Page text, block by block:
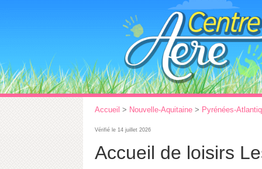
Accueil > Nouvelle-Aquitaine > Pyrénées-
Vérifié le 14 juillet 2026
Accueil de loisirs